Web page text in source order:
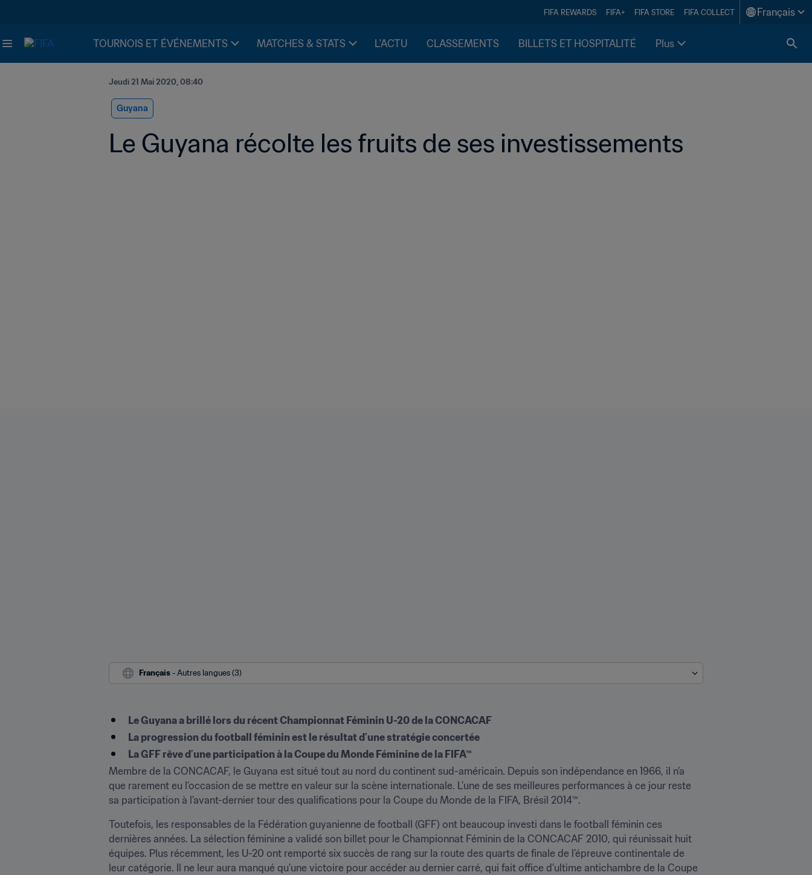
FIFA REWARDS FIFA+ FIFA STORE FIFA COLLECT Français
TOURNOIS ET ÉVÉNEMENTS MATCHES & STATS L'ACTU CLASSEMENTS BILLETS ET HOSPITALITÉ Plus
Jeudi 21 Mai 2020, 08:40
Guyana
Le Guyana récolte les fruits de ses investissements
Français - Autres langues (3)
Le Guyana a brillé lors du récent Championnat Féminin U-20 de la CONCACAF
La progression du football féminin est le résultat d’une stratégie concertée
La GFF rêve d’une participation à la Coupe du Monde Féminine de la FIFA™
Membre de la CONCACAF, le Guyana est situé tout au nord du continent sud-américain. Depuis son indépendance en 1966, il n’a
que rarement eu l’occasion de se mettre en valeur sur la scène internationale. L’une de ses meilleures performances à ce jour reste
sa participation à l’avant-dernier tour des qualifications pour la Coupe du Monde de la FIFA, Brésil 2014™.
Toutefois, les responsables de la Fédération guyanienne de football (GFF) ont beaucoup investi dans le football féminin ces
dernières années. La sélection féminine a validé son billet pour le Championnat Féminin de la CONCACAF 2010, qui réunissait huit
équipes. Plus récemment, les U-20 ont remporté six succès de rang sur la route des quarts de finale de l’épreuve continentale de
leur catégorie. Il ne leur aura manqué qu'une victoire pour accéder au dernier carré, qui fait office d’ultime antichambre de la Coupe